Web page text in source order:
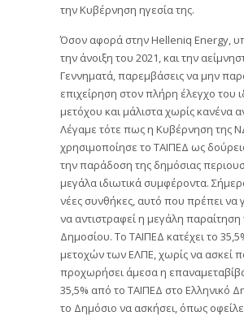
την Κυβέρνηση ηγεσία της.
Όσον αφορά στην Helleniq Energy,
την άνοιξη του 2021, και την
Γεννηματά, παρεμβάσεις να μην
επιχείρηση στον πλήρη έλεγχο του
μετόχου και μάλιστα χωρίς κανένα
Λέγαμε τότε πως η Κυβέρνηση της
χρησιμοποίησε το ΤΑΙΠΕΔ ως
την παράδοση της δημόσιας
μεγάλα ιδιωτικά συμφέροντα.
νέες συνθήκες, αυτό που πρέπει να
να αντιστραφεί η μεγάλη παραίτηση
Δημοσίου. Το ΤΑΙΠΕΔ κατέχει το
μετοχών των ΕΛΠΕ, χωρίς να ασκεί
προχωρήσει άμεσα η
35,5% από το ΤΑΙΠΕΔ στο Ελληνικό
το Δημόσιο να ασκήσει, όπως